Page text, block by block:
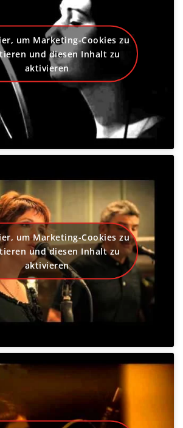
um Marketing-Cookies zu
und diesen Inhalt zu
aktivieren
um Marketing-Cookies zu
und diesen Inhalt zu
aktivieren